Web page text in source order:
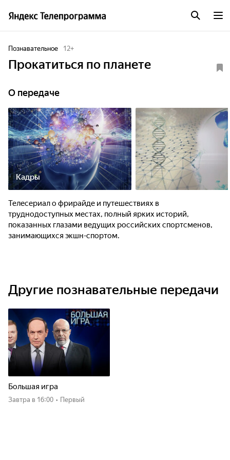
Познавательное 12+
Прокатиться по планете
О передаче
Кадры
Телесериал о фрирайде и путешествиях в
труднодоступных местах, полный ярких историй,
показанных глазами ведущих российских спортсменов,
занимающихся экшн-спортом.
Другие познавательные передачи
Большая игра
Завтра в 16:00 • Первый